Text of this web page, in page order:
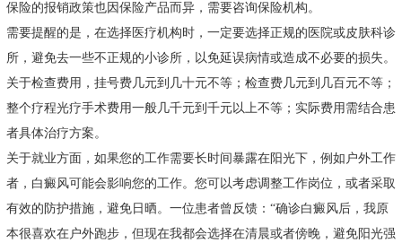
保险的报销政策也因保险产品而异，需要咨询保险机构。
需要提醒的是，在选择医疗机构时，一定要选择正规的医院或皮肤科诊
所，避免去一些不正规的小诊所，以免延误病情或造成不必要的损失。
关于检查费用，挂号费几元到几十元不等；检查费几元到几百元不等；
整个疗程光疗手术费用一般几千元到千元以上不等；实际费用需结合患
者具体治疗方案。
关于就业方面，如果您的工作需要长时间暴露在阳光下，例如户外工作
者，白癜风可能会影响您的工作。您可以考虑调整工作岗位，或者采取
有效的防护措施，避免日晒。一位患者曾反馈：“确诊白癜风后，我原
本很喜欢在户外跑步，但现在我都会选择在清晨或者傍晚，避免阳光强